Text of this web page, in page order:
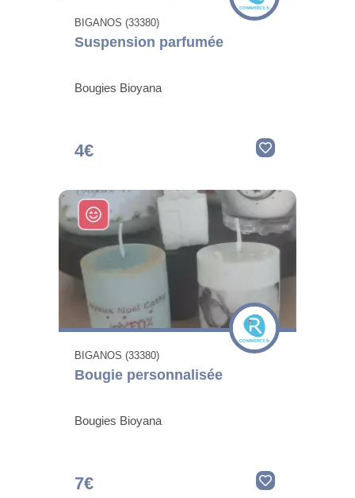
BIGANOS (33380)
Suspension parfumée
Bougies Bioyana
4€
BIGANOS (33380)
Bougie personnalisée
Bougies Bioyana
7€